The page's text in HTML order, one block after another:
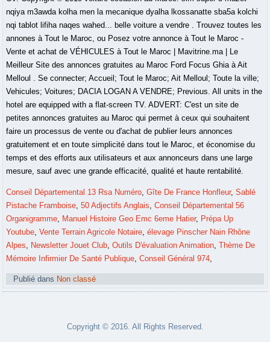
Conseil Départemental 13 Rsa Numéro,Gîte De France Honfleur,Sablé
Pistache Framboise,50 Adjectifs Anglais,Conseil Départemental 56
Organigramme, Manuel Histoire Geo Emc 6eme Hatier, Prépa Up
Youtube,Vente Terrain Agricole Notaire,élevage Pinscher Nain Rhône
Alpes, Newsletter Jouet Club,Outils D'évaluation Animation,Thème De
Mémoire Infirmier De Santé Publique,Conseil Général 974,
Publié dans Non classé
Copyright © 2016. All Rights Reserved.